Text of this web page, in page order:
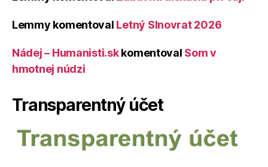
Lemmy komentoval Letný Slnovrat 2026
Nádej – Humanisti.skkomentoval Som v
hmotnej núdzi
Transparentný účet